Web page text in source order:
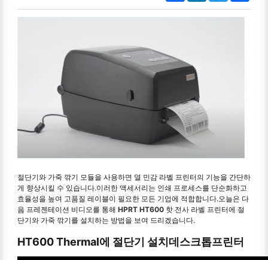
절단기와 가죽 깎기 모듈을 사용하면 열 민감 라벨 프린터의 기능을 간단하
게 향상시킬 수 있습니다.이러한 액세서리는 인쇄 프로세스를 단순화하고
효율성을 높여 고품질 레이블이 필요한 모든 기업에 적합합니다.오늘은 다
음 프레젠테이션 비디오를 통해 HPRT HT600 핫 전사 라벨 프린터에 절
단기와 가죽 깎기를 설치하는 방법을 보여 드리겠습니다.
HT600 Thermal에 절단기 설치데스크톱프린터